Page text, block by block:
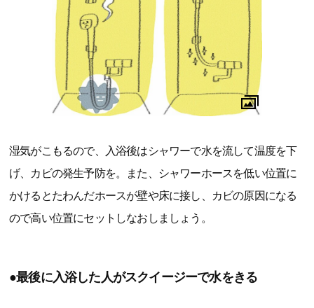
湿気がこもるので、入浴後はシャワーで水を流して温度を下
げ、カビの発生予防を。また、シャワーホースを低い位置に
かけるとたわんだホースが壁や床に接し、カビの原因になる
ので高い位置にセットしなおしましょう。
●最後に入浴した人がスクイージーで水をきる